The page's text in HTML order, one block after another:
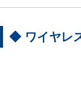
◆ ワイヤレ